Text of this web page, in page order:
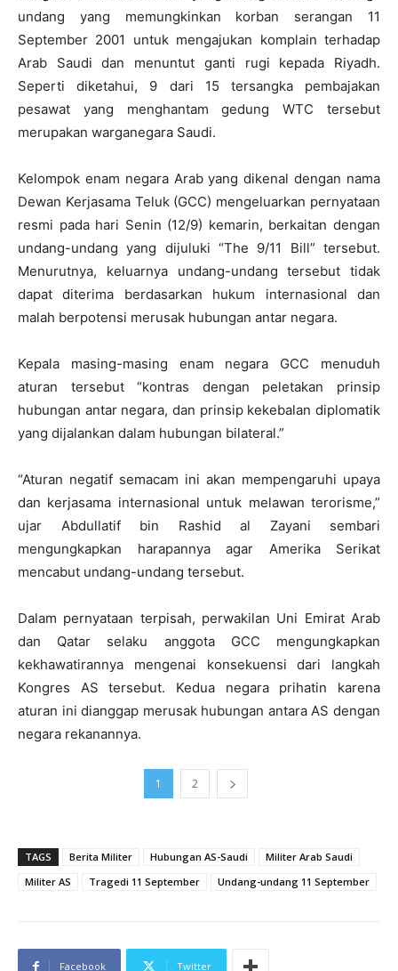
undang yang memungkinkan korban serangan 11
September 2001 untuk mengajukan komplain terhadap
Arab Saudi dan menuntut ganti rugi kepada Riyadh.
Seperti diketahui, 9 dari 15 tersangka pembajakan
pesawat yang menghantam gedung WTC tersebut
merupakan warganegara Saudi.
Kelompok enam negara Arab yang dikenal dengan nama
Dewan Kerjasama Teluk (GCC) mengeluarkan pernyataan
resmi pada hari Senin (12/9) kemarin, berkaitan dengan
undang-undang yang dijuluki “The 9/11 Bill” tersebut.
Menurutnya, keluarnya undang-undang tersebut tidak
dapat diterima berdasarkan hukum internasional dan
malah berpotensi merusak hubungan antar negara.
Kepala masing-masing enam negara GCC menuduh
aturan tersebut “kontras dengan peletakan prinsip
hubungan antar negara, dan prinsip kekebalan diplomatik
yang dijalankan dalam hubungan bilateral.”
“Aturan negatif semacam ini akan mempengaruhi upaya
dan kerjasama internasional untuk melawan terorisme,”
ujar Abdullatif bin Rashid al Zayani sembari
mengungkapkan harapannya agar Amerika Serikat
mencabut undang-undang tersebut.
Dalam pernyataan terpisah, perwakilan Uni Emirat Arab
dan Qatar selaku anggota GCC mengungkapkan
kekhawatirannya mengenai konsekuensi dari langkah
Kongres AS tersebut. Kedua negara prihatin karena
aturan ini dianggap merusak hubungan antara AS dengan
negara rekanannya.
1 2
TAGS Berita Militer Hubungan AS-Saudi
Militer Arab Saudi
Militer AS
Tragedi 11 September Undang-undang 11 September
Facebook Twitter